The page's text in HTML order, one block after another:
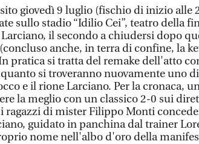
giovedì 9 luglio (fischio di inizio alle
sullo stadio “Idilio Cei”, teatro della
il secondo a chiudersi dopo
anche, in terra di confine, la
pratica si tratta del remake dell'atto
si troveranno nuovamente uno
e il rione Larciano. Per la cronaca,
la meglio con un classico 2-0 sui
ragazzi di mister Filippo Monti
guidato in panchina dal trainer
nome nell'albo d'oro della